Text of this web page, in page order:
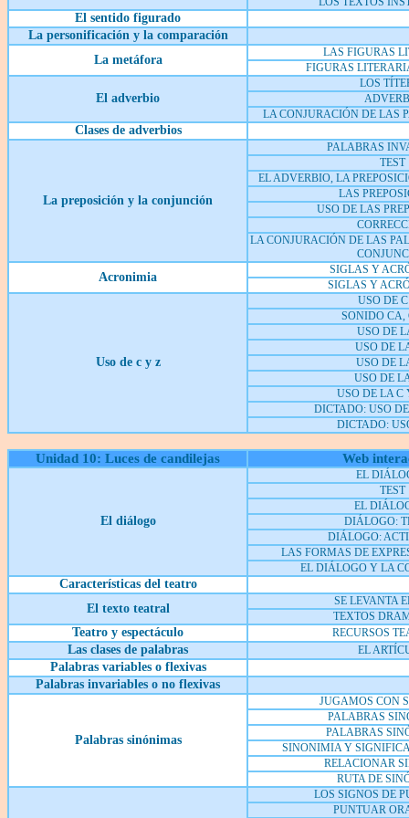
El sentido figurado
La personificación y la comparación
La metáfora
LAS FIGURAS
FIGURAS
El adverbio
LOS
LA CONJURACIÓN DE LAS
Clases de adverbios
La preposición y la conjunción
PALABRAS
TEST
EL ADVERBIO, LA
LAS
USO DE LAS
LA CONJURACIÓN DE LAS
Acronimia
SIGLAS Y
SIGLAS Y
Uso de c y z
USO DE
SONIDO CA,
USO DE
USO DE
USO DE
USO DE
USO DE LA C
DICTADO: USO
DICTADO:
Unidad 10: Luces de candilejas Web
El diálogo
EL
TEST
EL
DIÁLOGO:
DIÁLOGO:
LAS FORMAS DE
EL DIÁLOGO Y LA
Características del teatro
El texto teatral
SE LEVANTA
TEXTOS
Teatro y espectáculo RECURSOS
Las clases de palabras EL
Palabras variables o flexivas
Palabras invariables o no flexivas
Palabras sinónimas
JUGAMOS CON
PALABRAS
PALABRAS
SINONIMIA Y
RELACIONAR
RUTA DE
LOS SIGNOS DE
PUNTUAR